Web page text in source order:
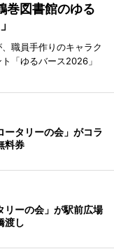
巻図書館のゆる
職員手作りのキャラク
「ゆるバース2026」
ータリーの会」がコラ
料券
リーの会」が駅前広場
渡し